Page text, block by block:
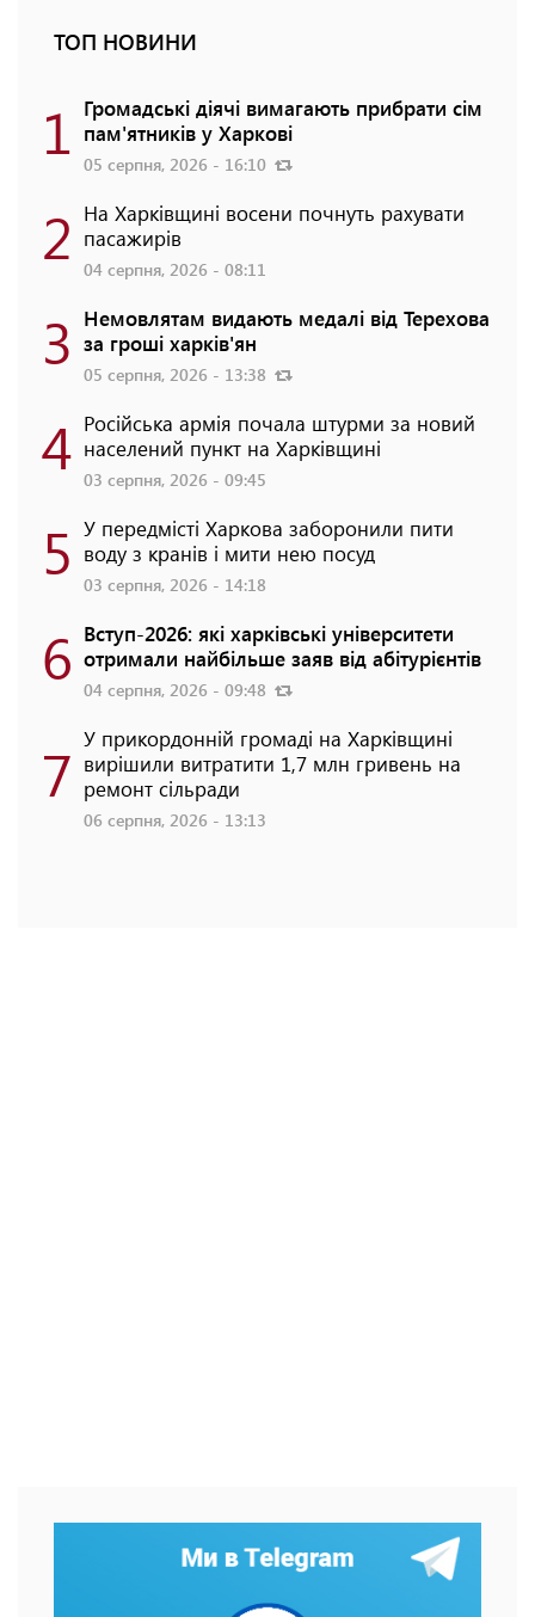
ТОП НОВИНИ
1 Громадські діячі вимагають прибрати сім
пам'ятників у Харкові
05 серпня, 2026 - 16:10
2 На Харківщині восени почнуть рахувати
пасажирів
04 серпня, 2026 - 08:11
3 Немовлятам видають медалі від Терехова
за гроші харків'ян
05 серпня, 2026 - 13:38
4 Російська армія почала штурми за новий
населений пункт на Харківщині
03 серпня, 2026 - 09:45
5 У передмісті Харкова заборонили пити
воду з кранів і мити нею посуд
03 серпня, 2026 - 14:18
6 Вступ-2026: які харківські університети
отримали найбільше заяв від абітурієнтів
04 серпня, 2026 - 09:48
7 У прикордонній громаді на Харківщині
вирішили витратити 1,7 млн гривень на
ремонт сільради
06 серпня, 2026 - 13:13